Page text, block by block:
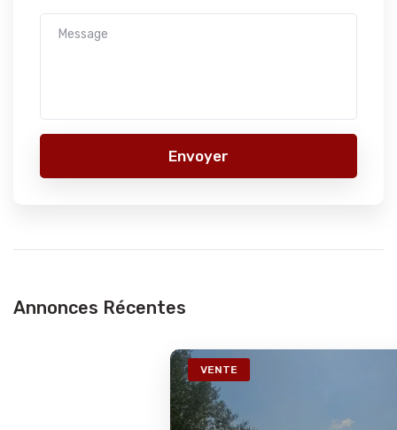
Envoyer
Annonces Récentes